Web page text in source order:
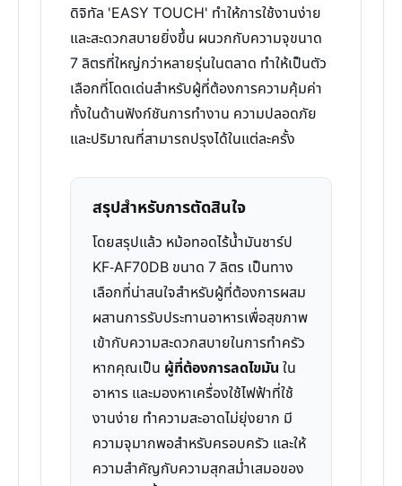
ดิจิทัล 'EASY TOUCH' ทำให้การใช้งานง่าย
และสะดวกสบายยิ่งขึ้น ผนวกกับความจุขนาด
7 ลิตรที่ใหญ่กว่าหลายรุ่นในตลาด ทำให้เป็นตัว
เลือกที่โดดเด่นสำหรับผู้ที่ต้องการความคุ้มค่า
ทั้งในด้านฟังก์ชันการทำงาน ความปลอดภัย
และปริมาณที่สามารถปรุงได้ในแต่ละครั้ง
สรุปสำหรับการตัดสินใจ
โดยสรุปแล้ว หม้อทอดไร้น้ำมันชาร์ป
KF-AF70DB ขนาด 7 ลิตร เป็นทาง
เลือกที่น่าสนใจสำหรับผู้ที่ต้องการผสม
ผสานการรับประทานอาหารเพื่อสุขภาพ
เข้ากับความสะดวกสบายในการทำครัว
หากคุณเป็น ผู้ที่ต้องการลดไขมัน ใน
อาหาร และมองหาเครื่องใช้ไฟฟ้าที่ใช้
งานง่าย ทำความสะอาดไม่ยุ่งยาก มี
ความจุมากพอสำหรับครอบครัว และให้
ความสำคัญกับความสุกสม่ำเสมอของ